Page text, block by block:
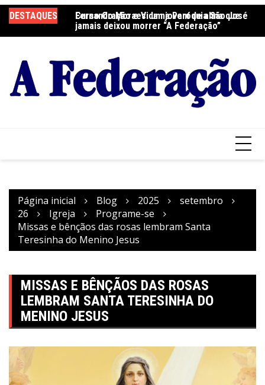
para
o
DESTAQUES
Fernando Moraes: um jovem de alma que
jamais deixou morrer “A Federação”
Curso Oração e Vida na Paróquia São José
Página inicial Blog 2025
setembro
26
Igreja
Programe-se
Missas e bênçãos das rosas lembram Santa
Teresinha do Menino Jesus
MISSAS E BÊNÇÃOS DAS ROSAS
LEMBRAM SANTA TERESINHA DO
MENINO JESUS